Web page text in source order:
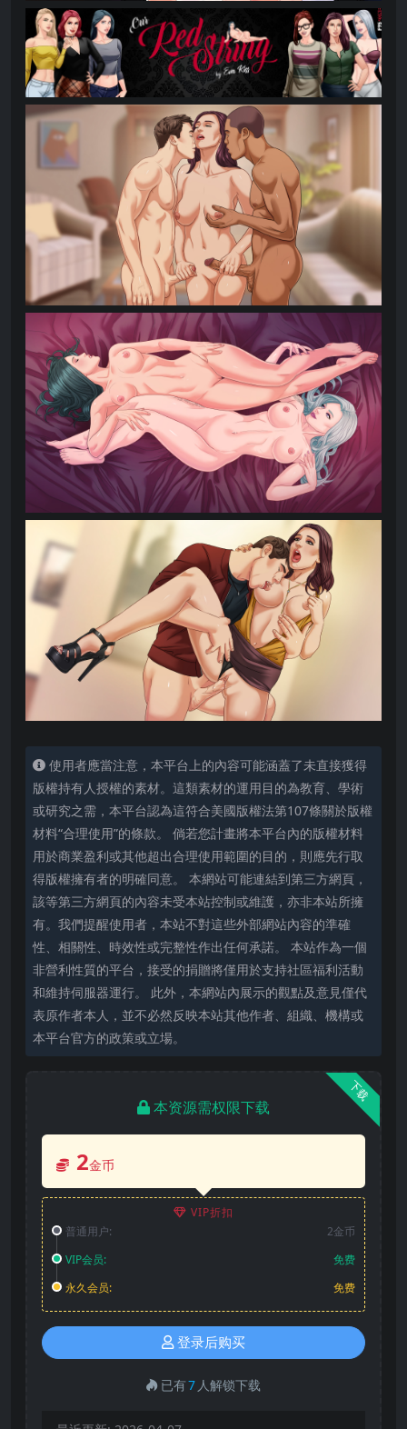
使用者應當注意，本平台上的內容可能涵蓋了未直接獲得
版權持有人授權的素材。這類素材的運用目的為教育、學術
或研究之需，本平台認為這符合美國版權法第107條關於版權
材料“合理使用”的條款。 倘若您計畫將本平台內的版權材料
用於商業盈利或其他超出合理使用範圍的目的，則應先行取
得版權擁有者的明確同意。 本網站可能連結到第三方網頁，
該等第三方網頁的內容未受本站控制或維護，亦非本站所擁
有。我們提醒使用者，本站不對這些外部網站內容的準確
性、相關性、時效性或完整性作出任何承諾。 本站作為一個
非營利性質的平台，接受的捐贈將僅用於支持社區福利活動
和維持伺服器運行。 此外，本網站內展示的觀點及意見僅代
表原作者本人，並不必然反映本站其他作者、組織、機構或
本平台官方的政策或立場。
下载
本资源需权限下载
2金币
VIP折扣
普通用户:
2金币
VIP会员:
免费
永久会员:
免费
登录后购买
已有7 人解锁下载